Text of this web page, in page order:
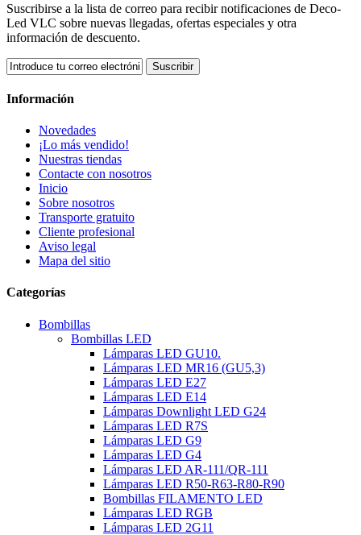
Suscribirse a la lista de correo para recibir notificaciones de Deco-
Led VLC sobre nuevas llegadas, ofertas especiales y otra
información de descuento.
Suscribir
Información
Novedades
¡Lo más vendido!
Nuestras tiendas
Contacte con nosotros
Inicio
Sobre nosotros
Transporte gratuito
Cliente profesional
Aviso legal
Mapa del sitio
Categorías
Bombillas
Bombillas LED
Lámparas LED GU10.
Lámparas LED MR16 (GU5,3)
Lámparas LED E27
Lámparas LED E14
Lámparas Downlight LED G24
Lámparas LED R7S
Lámparas LED G9
Lámparas LED G4
Lámparas LED AR-111/QR-111
Lámparas LED R50-R63-R80-R90
Bombillas FILAMENTO LED
Lámparas LED RGB
Lámparas LED 2G11